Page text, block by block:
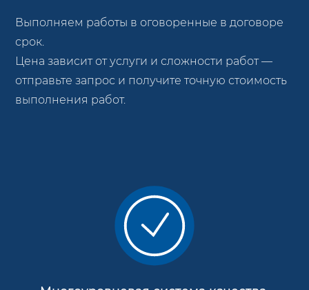
Выполняем работы в оговоренные в договоре
срок.
Цена зависит от услуги и сложности работ —
отправьте запрос и получите точную стоимость
выполнения работ.